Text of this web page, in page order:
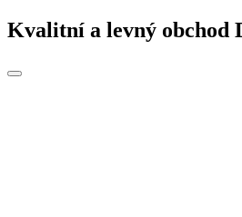
Kvalitní a levný obchod
Toggle